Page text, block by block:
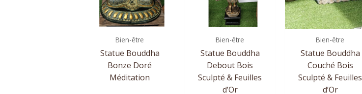
Bien-être
Statue Bouddha
Bonze Doré
Méditation
Bien-être
Statue Bouddha
Debout Bois
Sculpté & Feuilles
d’Or
Bien-être
Statue Bouddha
Couché Bois
Sculpté & Feuilles
d’Or